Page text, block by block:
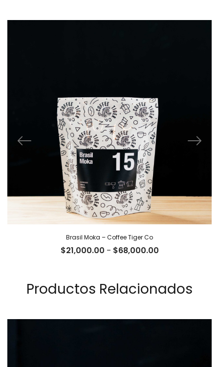
Brasil Moka – Coffee Tiger Co
$21,000.00 - $68,000.00Rango
$21,000.00
Productos Relacionados